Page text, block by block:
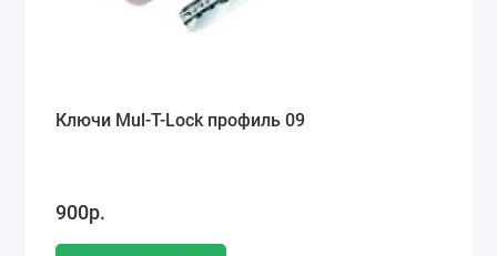
Ключи Mul-T-Lock профиль 09
900р.